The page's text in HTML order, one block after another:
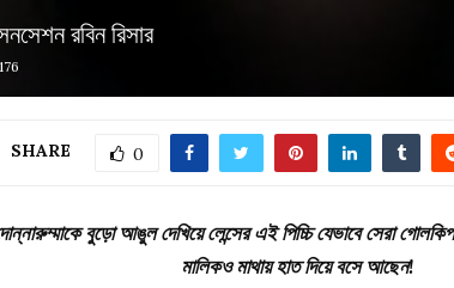
রবিন রিসার
176
SHARE 0
বুড়ো আঙুল দেখিয়ে লেন্সের এই পিচ্চি যেভাবে সেরা
মালিকও মাথায় হাত দিয়ে বসে আছেন!